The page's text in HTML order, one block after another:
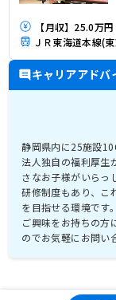
【月収】25.0万
キャリアアドバ
静岡県内に25施設
法人独自の福利厚生
さなお子様がいらっ
研修制度もあり、こ
を目指せる環境です。
ご興味をお持ちの方
のでお気軽にお問い